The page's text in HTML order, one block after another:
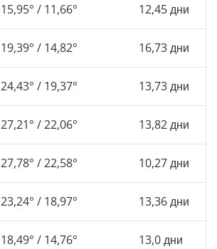
15,95° / 11,66° 12,45 дни
19,39° / 14,82° 16,73 дни
24,43° / 19,37° 13,73 дни
27,21° / 22,06° 13,82 дни
27,78° / 22,58° 10,27 дни
23,24° / 18,97° 13,36 дни
18,49° / 14,76° 13,0 дни